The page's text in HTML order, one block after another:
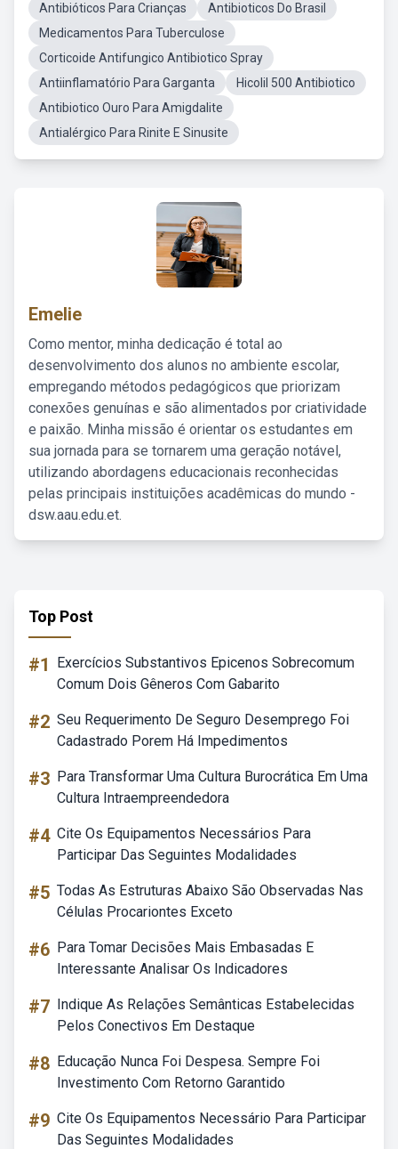
Antibióticos Para Crianças
Antibioticos Do Brasil
Medicamentos Para Tuberculose
Corticoide Antifungico Antibiotico Spray
Antiinflamatório Para Garganta
Hicolil 500 Antibiotico
Antibiotico Ouro Para Amigdalite
Antialérgico Para Rinite E Sinusite
Emelie
Como mentor, minha dedicação é total ao
desenvolvimento dos alunos no ambiente escolar,
empregando métodos pedagógicos que priorizam
conexões genuínas e são alimentados por criatividade
e paixão. Minha missão é orientar os estudantes em
sua jornada para se tornarem uma geração notável,
utilizando abordagens educacionais reconhecidas
pelas principais instituições acadêmicas do mundo -
dsw.aau.edu.et.
Top Post
#1
Exercícios Substantivos Epicenos Sobrecomum
Comum Dois Gêneros Com Gabarito
#2 Seu Requerimento De Seguro Desemprego Foi
Cadastrado Porem Há Impedimentos
#3 Para Transformar Uma Cultura Burocrática Em Uma
Cultura Intraempreendedora
#4 Cite Os Equipamentos Necessários Para
Participar Das Seguintes Modalidades
#5 Todas As Estruturas Abaixo São Observadas Nas
Células Procariontes Exceto
#6 Para Tomar Decisões Mais Embasadas E
Interessante Analisar Os Indicadores
#7 Indique As Relações Semânticas Estabelecidas
Pelos Conectivos Em Destaque
#8 Educação Nunca Foi Despesa. Sempre Foi
Investimento Com Retorno Garantido
#9 Cite Os Equipamentos Necessário Para Participar
Das Seguintes Modalidades